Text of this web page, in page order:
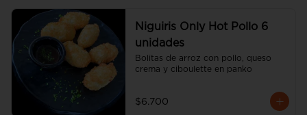
Niguiris Only Hot Pollo 6
unidades
Bolitas de arroz con pollo, queso
crema y ciboulette en panko
$6.700